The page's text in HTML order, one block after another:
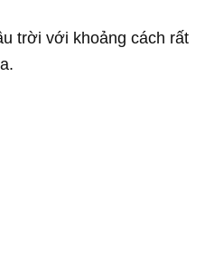
trời với khoảng cách rất